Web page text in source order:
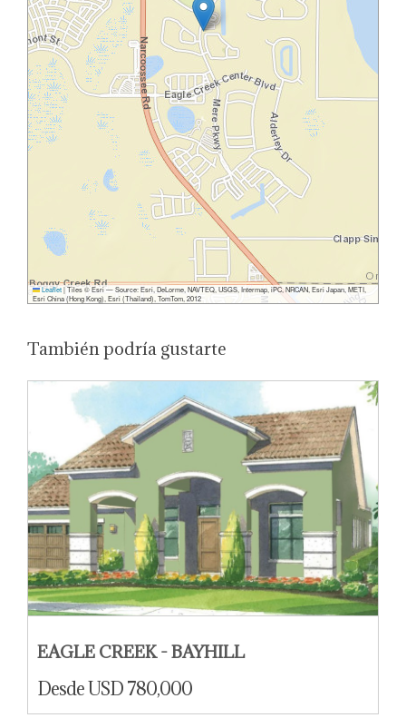
Leaflet |Tiles © Esri — Source: Esri, DeLorme, NAVTEQ, USGS, Intermap, iPC, NRCAN, Esri Japan, METI,
Esri China (Hong Kong), Esri (Thailand), TomTom, 2012
También podría gustarte
EAGLE CREEK - BAYHILL
Desde USD 780,000